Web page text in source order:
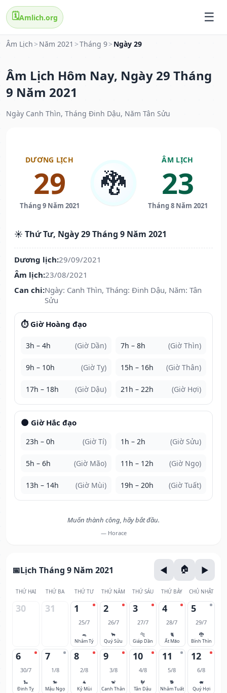
🗓️Amlich.org
Âm Lịch > Năm 2021 >Tháng 9> Ngày 29
Âm Lịch Hôm Nay, Ngày 29 Tháng
9 Năm 2021
Ngày Canh Thìn, Tháng Đinh Dậu, Năm Tân Sửu
DƯƠNG LỊCH
29
Tháng 9 Năm 2021
🐉
ÂM LỊCH
23
Tháng 8 Năm 2021
☀️ Thứ Tư, Ngày 29 Tháng 9 Năm 2021
Dương lịch:29/09/2021
Âm lịch:23/08/2021
Can chi:Ngày: Canh Thìn, Tháng: Đinh Dậu, Năm: Tân
Sửu
⏱️ Giờ Hoàng đạo
3h – 4h (Giờ Dần) 7h – 8h (Giờ Thìn)
9h – 10h (Giờ Tỵ) 15h – 16h (Giờ Thân)
17h – 18h (Giờ Dậu) 21h – 22h (Giờ Hợi)
🌑 Giờ Hắc đạo
23h – 0h (Giờ Tí) 1h – 2h (Giờ Sửu)
5h – 6h (Giờ Mão) 11h – 12h (Giờ Ngọ)
13h – 14h (Giờ Mùi) 19h – 20h (Giờ Tuất)
Muốn thành công, hãy bắt đầu.
— Horace
Lịch Tháng 9 Năm 2021
THỨ HAI THỨ BA THỨ TƯ THỨ NĂM THỨ SÁU THỨ BẢY CHỦ NHẬT
30 31 1
25/7
🐀
Nhâm Tý
2
26/7
🐂
Quý Sửu
3
27/7
🐅
Giáp Dần
4
28/7
🐈
Ất Mão
5
29/7
🐉
Bính Thìn
6
30/7
🐍
Đinh Tỵ
7
1/8
🐎
Mậu Ngọ
8
2/8
🐐
Kỷ Mùi
9
3/8
🐒
Canh Thân
10
4/8
🐓
Tân Dậu
11
5/8
🐕
Nhâm Tuất
12
6/8
🐖
Quý Hợi